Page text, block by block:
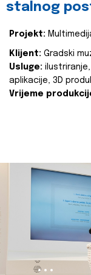
stalnog
Projekt:
Klijent: Gradski
Usluge:
aplikacije, 3D
Vrijeme